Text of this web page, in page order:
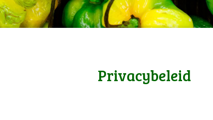
Privacybeleid